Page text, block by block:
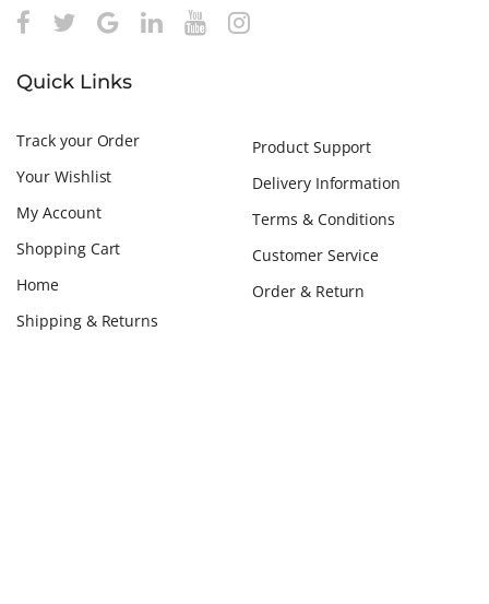
Quick Links
Track your Order
Your Wishlist
My Account
Shopping Cart
Home
Shipping & Returns
Product Support
Delivery Information
Terms & Conditions
Customer Service
Order & Return